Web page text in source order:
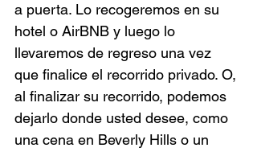
a puerta. Lo recogeremos en su
hotel o AirBNB y luego lo
llevaremos de regreso una vez
que finalice el recorrido privado. O,
al finalizar su recorrido, podemos
dejarlo donde usted desee, como
una cena en Beverly Hills o un